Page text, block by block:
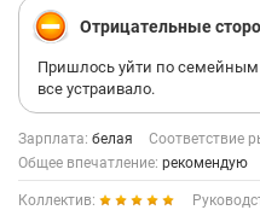
Отрицательные
Пришлось уйти по семейным
все устраивало.
Зарплата: белая Соответствие
Общее впечатление: рекомендую
Коллектив: